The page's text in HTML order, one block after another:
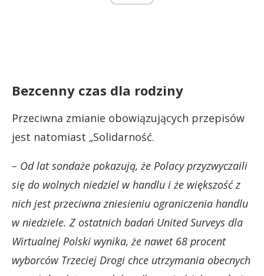
Bezcenny czas dla rodziny
Przeciwna zmianie obowiązujących przepisów
jest natomiast „Solidarność.
– Od lat sondaże pokazują, że Polacy przyzwyczaili
się do wolnych niedziel w handlu i że większość z
nich jest przeciwna zniesieniu ograniczenia handlu
w niedziele. Z ostatnich badań United Surveys dla
Wirtualnej Polski wynika, że nawet 68 procent
wyborców Trzeciej Drogi chce utrzymania obecnych